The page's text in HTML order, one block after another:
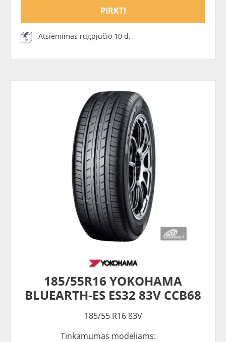
PIRKTI
Atsiėmimas rugpjūčio 10 d.
185/55R16 YOKOHAMA
BLUEARTH-ES ES32 83V CCB68
185/55 R16 83V
Tinkamumas modeliams: